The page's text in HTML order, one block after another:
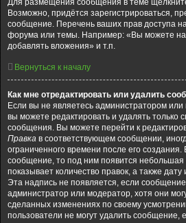
Для размещения сообщения в теме
Возможно, придётся зарегистрироваться,
сообщение. Перечень ваших прав доступа
форума или темы. Например: «Вы можете
добавлять вложения» и т.п.
Вернуться к началу
Как мне отредактировать или удалить
Если вы не являетесь администратором
вы можете редактировать и удалять только
сообщения. Вы можете перейти к
Правка в соответствующем сообщении,
ограниченного времени после его создания.
сообщение, то под ним появится небольшая
показывает количество правок, а также
Эта надпись не появляется, если
администратор или модератор, хотя они
сделанных изменениях по своему
пользователи не могут удалить сообщение,